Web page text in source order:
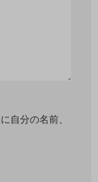
自分の名前、